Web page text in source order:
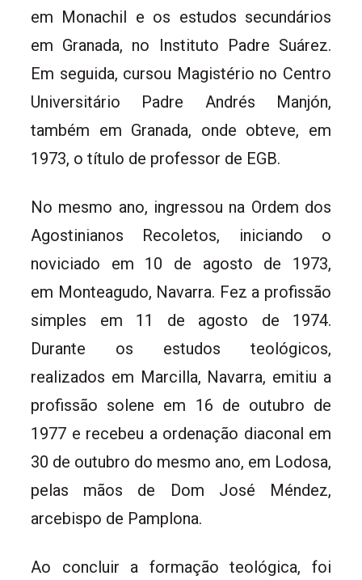
em Monachil e os estudos secundários
em Granada, no Instituto Padre Suárez.
Em seguida, cursou Magistério no Centro
Universitário Padre Andrés Manjón,
também em Granada, onde obteve, em
1973, o título de professor de EGB.
No mesmo ano, ingressou na Ordem dos
Agostinianos Recoletos, iniciando o
noviciado em 10 de agosto de 1973,
em Monteagudo, Navarra. Fez a profissão
simples em 11 de agosto de 1974.
Durante os estudos teológicos,
realizados em Marcilla, Navarra, emitiu a
profissão solene em 16 de outubro de
1977 e recebeu a ordenação diaconal em
30 de outubro do mesmo ano, em Lodosa,
pelas mãos de Dom José Méndez,
arcebispo de Pamplona.
Ao concluir a formação teológica, foi